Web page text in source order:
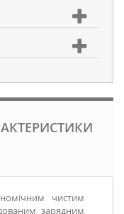
чистим
зарядним